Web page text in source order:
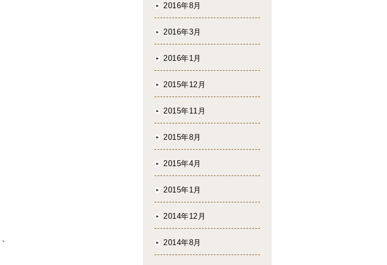
2016年8月
2016年3月
2016年1月
2015年12月
2015年11月
2015年8月
2015年4月
2015年1月
2014年12月
2014年8月